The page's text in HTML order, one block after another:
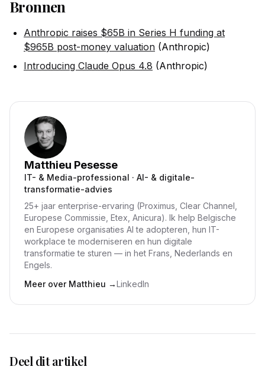
Bronnen
Anthropic raises $65B in Series H funding at
$965B post-money valuation (Anthropic)
Introducing Claude Opus 4.8 (Anthropic)
Matthieu Pesesse
IT- & Media-professional · AI- & digitale-
transformatie-advies
25+ jaar enterprise-ervaring (Proximus, Clear Channel,
Europese Commissie, Etex, Anicura). Ik help Belgische
en Europese organisaties AI te adopteren, hun IT-
workplace te moderniseren en hun digitale
transformatie te sturen — in het Frans, Nederlands en
Engels.
Meer over Matthieu →LinkedIn
Deel dit artikel